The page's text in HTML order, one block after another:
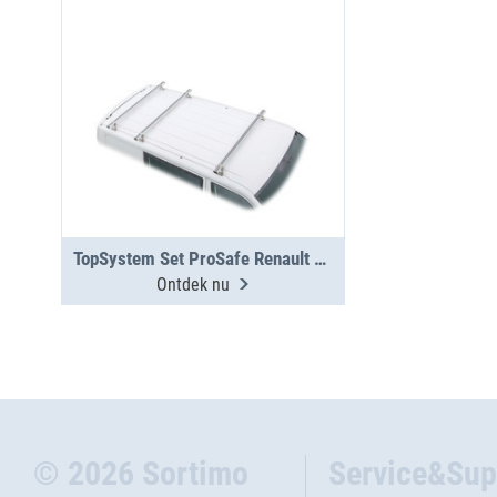
TopSystem Set ProSafe Renault Kangoo Maxi 3 dwarsdragers
Ontdek nu
© 2026 Sortimo